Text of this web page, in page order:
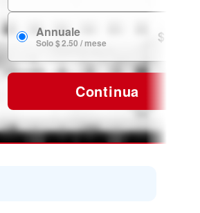
Annuale
Solo $ 2.50 / mese $ 29.99
Continua